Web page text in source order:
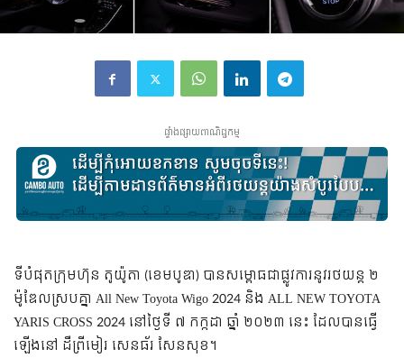
ផ្ទាំងផ្សាយពាណិជ្ជកម្ម
ទីបំផុតក្រុមហ៊ុន តូយ៉ូតា (ខេមបូឌា) បានសម្ពោធជាផ្លូវការនូវរថយន្ត ២
ម៉ូឌែលស្របគ្នា All New Toyota Wigo 2024 និង ALL NEW TOYOTA
YARIS CROSS 2024 នៅថ្ងៃទី ៧ កក្កដា ឆ្នាំ ២០២៣ នេះ ដែលបានធ្វើ
ឡើងនៅ ដឺព្រីមៀរ សេនធ័រ សែនសុខ។